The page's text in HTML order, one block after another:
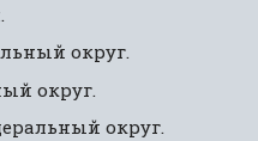
округ.
округ.
округ.